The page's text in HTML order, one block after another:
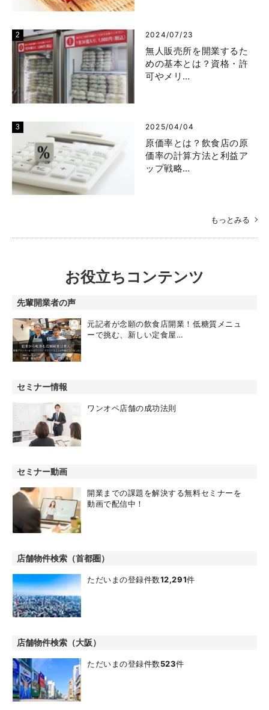
2024/07/23
無人販売所を開業するた
めの基本とは？資格・許
可やメリ…
2025/04/04
原価率とは？飲食店の原
価率の計算方法と利益ア
ップ戦略…
もっとみる
お役立ちコンテンツ
先輩開業者の声
元記者が念願の飲食店開業！低糖質メニュ
ーで挑む、新しい定食屋…
セミナー情報
ワンオペ店舗の成功法則
セミナー動画
開業までの課題を解決する無料セミナーを
動画で配信中！
店舗物件検索（首都圏）
ただいまの登録件数12,291件
店舗物件検索（大阪）
ただいまの登録件数523件